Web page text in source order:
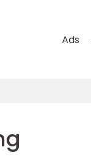
Ads